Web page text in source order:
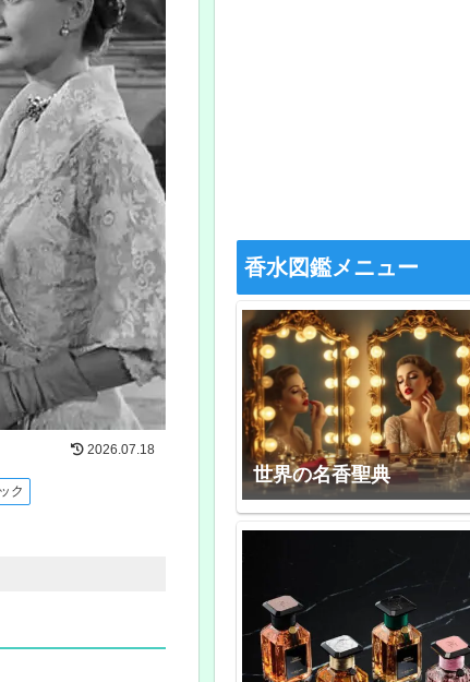
2026.07.18
ク
香水図鑑メニュー
世界の名香聖典